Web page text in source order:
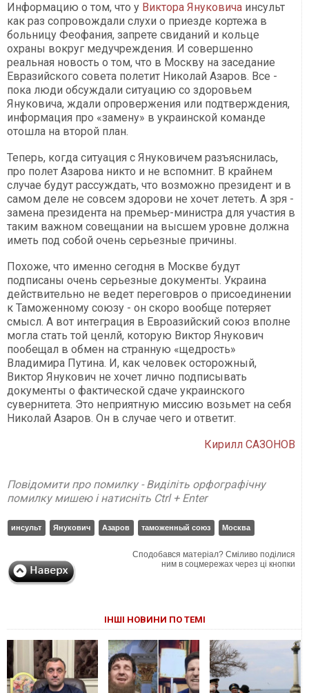
Информацию о том, что у Виктора Януковича инсульт
как раз сопровождали слухи о приезде кортежа в
больницу Феофания, запрете свиданий и кольце
охраны вокруг медучреждения. И совершенно
реальная новость о том, что в Москву на заседание
Евразийского совета полетит Николай Азаров. Все -
пока люди обсуждали ситуацию со здоровьем
Януковича, ждали опровержения или подтверждения,
информация про «замену» в украинской команде
отошла на второй план.
Теперь, когда ситуация с Януковичем разъяснилась,
про полет Азарова никто и не вспомнит. В крайнем
случае будут рассуждать, что возможно президент и в
самом деле не совсем здорови не хочет лететь. А зря -
замена президента на премьер-министра для участия в
таким важном совещании на высшем уровне должна
иметь под собой очень серьезные причины.
Похоже, что именно сегодня в Москве будут
подписаны очень серьезные документы. Украина
действительно не ведет переговров о присоединении
к Таможенному союзу - он скоро вообще потеряет
смысл. А вот интеграция в Евроазийский союз вполне
могла стать той ценлй, которую Виктор Янукович
пообещал в обмен на странную «щедрость»
Владимира Путина. И, как человек осторожный,
Виктор Янукович не хочет лично подписывать
документы о фактической сдаче украинского
сувернитета. Это неприятную миссию возьмет на себя
Николай Азаров. Он в случае чего и ответит.
Кирилл САЗОНОВ
Повідомити про помилку - Виділіть орфографічну
помилку мишею і натисніть Ctrl + Enter
инсульт Янукович Азаров таможенный союз Москва
Сподобався матеріал? Сміливо поділися
ним в соцмережах через ці кнопки
ІНШІ НОВИНИ ПО ТЕМІ